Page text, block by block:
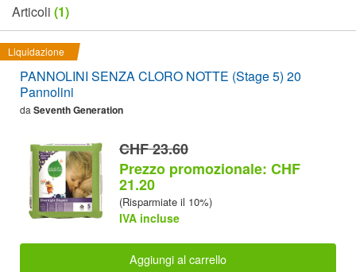
Articoli (1)
Liquidazione
PANNOLINI SENZA CLORO NOTTE (Stage 5) 20
Pannolini
daSeventh Generation
CHF 23.60
Prezzo promozionale: CHF
21.20
(Risparmiate il 10%)
IVA incluse
Aggiungi al carrello